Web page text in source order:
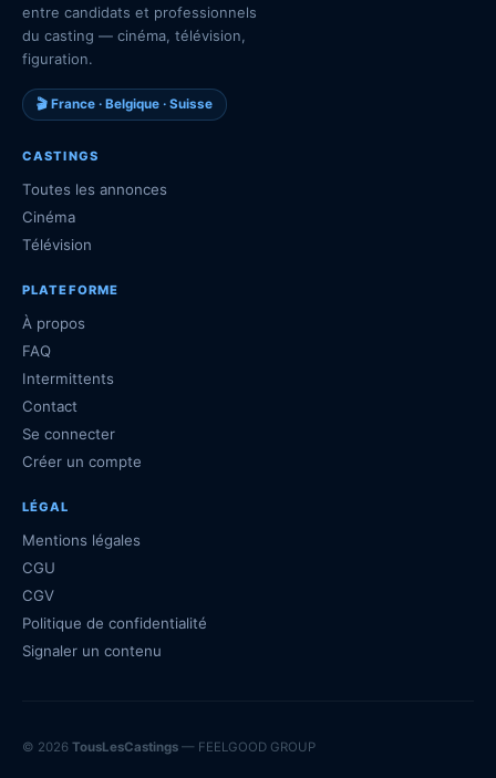
entre candidats et professionnels
du casting — cinéma, télévision,
figuration.
🎬 France · Belgique · Suisse
CASTINGS
Toutes les annonces
Cinéma
Télévision
PLATEFORME
À propos
FAQ
Intermittents
Contact
Se connecter
Créer un compte
LÉGAL
Mentions légales
CGU
CGV
Politique de confidentialité
Signaler un contenu
© 2026 TousLesCastings — FEELGOOD GROUP